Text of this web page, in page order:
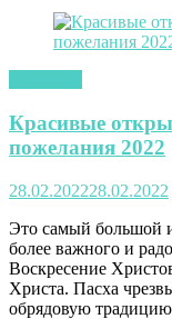
Красивые
пожелания 2022
28.02.202228.02.2022
Это самый большой
более важного и
Воскресение
Христа. Пасха
обрядовую